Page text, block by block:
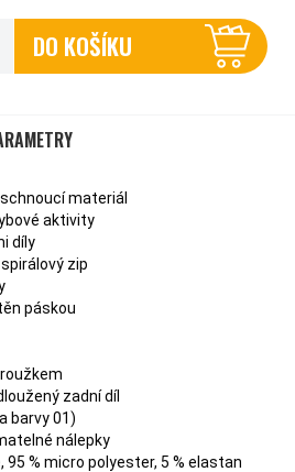
DO KOŠÍKU
materiál
aktivity
díly
zip
páskou
zadní díl
barvy 01)
nálepky
% micro polyester, 5 % elastan